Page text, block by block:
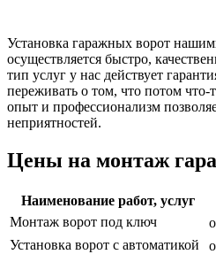
Установка гаражных ворот
осуществляется быстро,
тип услуг у нас действует
переживать о том, что потом что-
опыт и профессионализм
неприятностей.
Цены на монтаж
Наименование работ, услуг
Монтаж ворот под ключ
Установка ворот с автоматикой